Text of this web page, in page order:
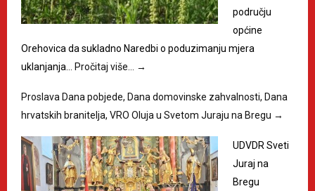
području
općine
Orehovica da sukladno Naredbi o poduzimanju mjera
uklanjanja…
Pročitaj više… →
Proslava Dana pobjede, Dana domovinske zahvalnosti, Dana
hrvatskih branitelja, VRO Oluja u Svetom Juraju na Bregu →
UDVDR Sveti
Juraj na
Bregu